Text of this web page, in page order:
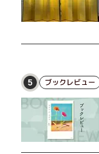
5 ブックレビュー